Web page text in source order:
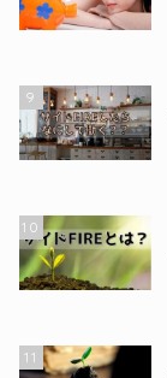
9
10
11